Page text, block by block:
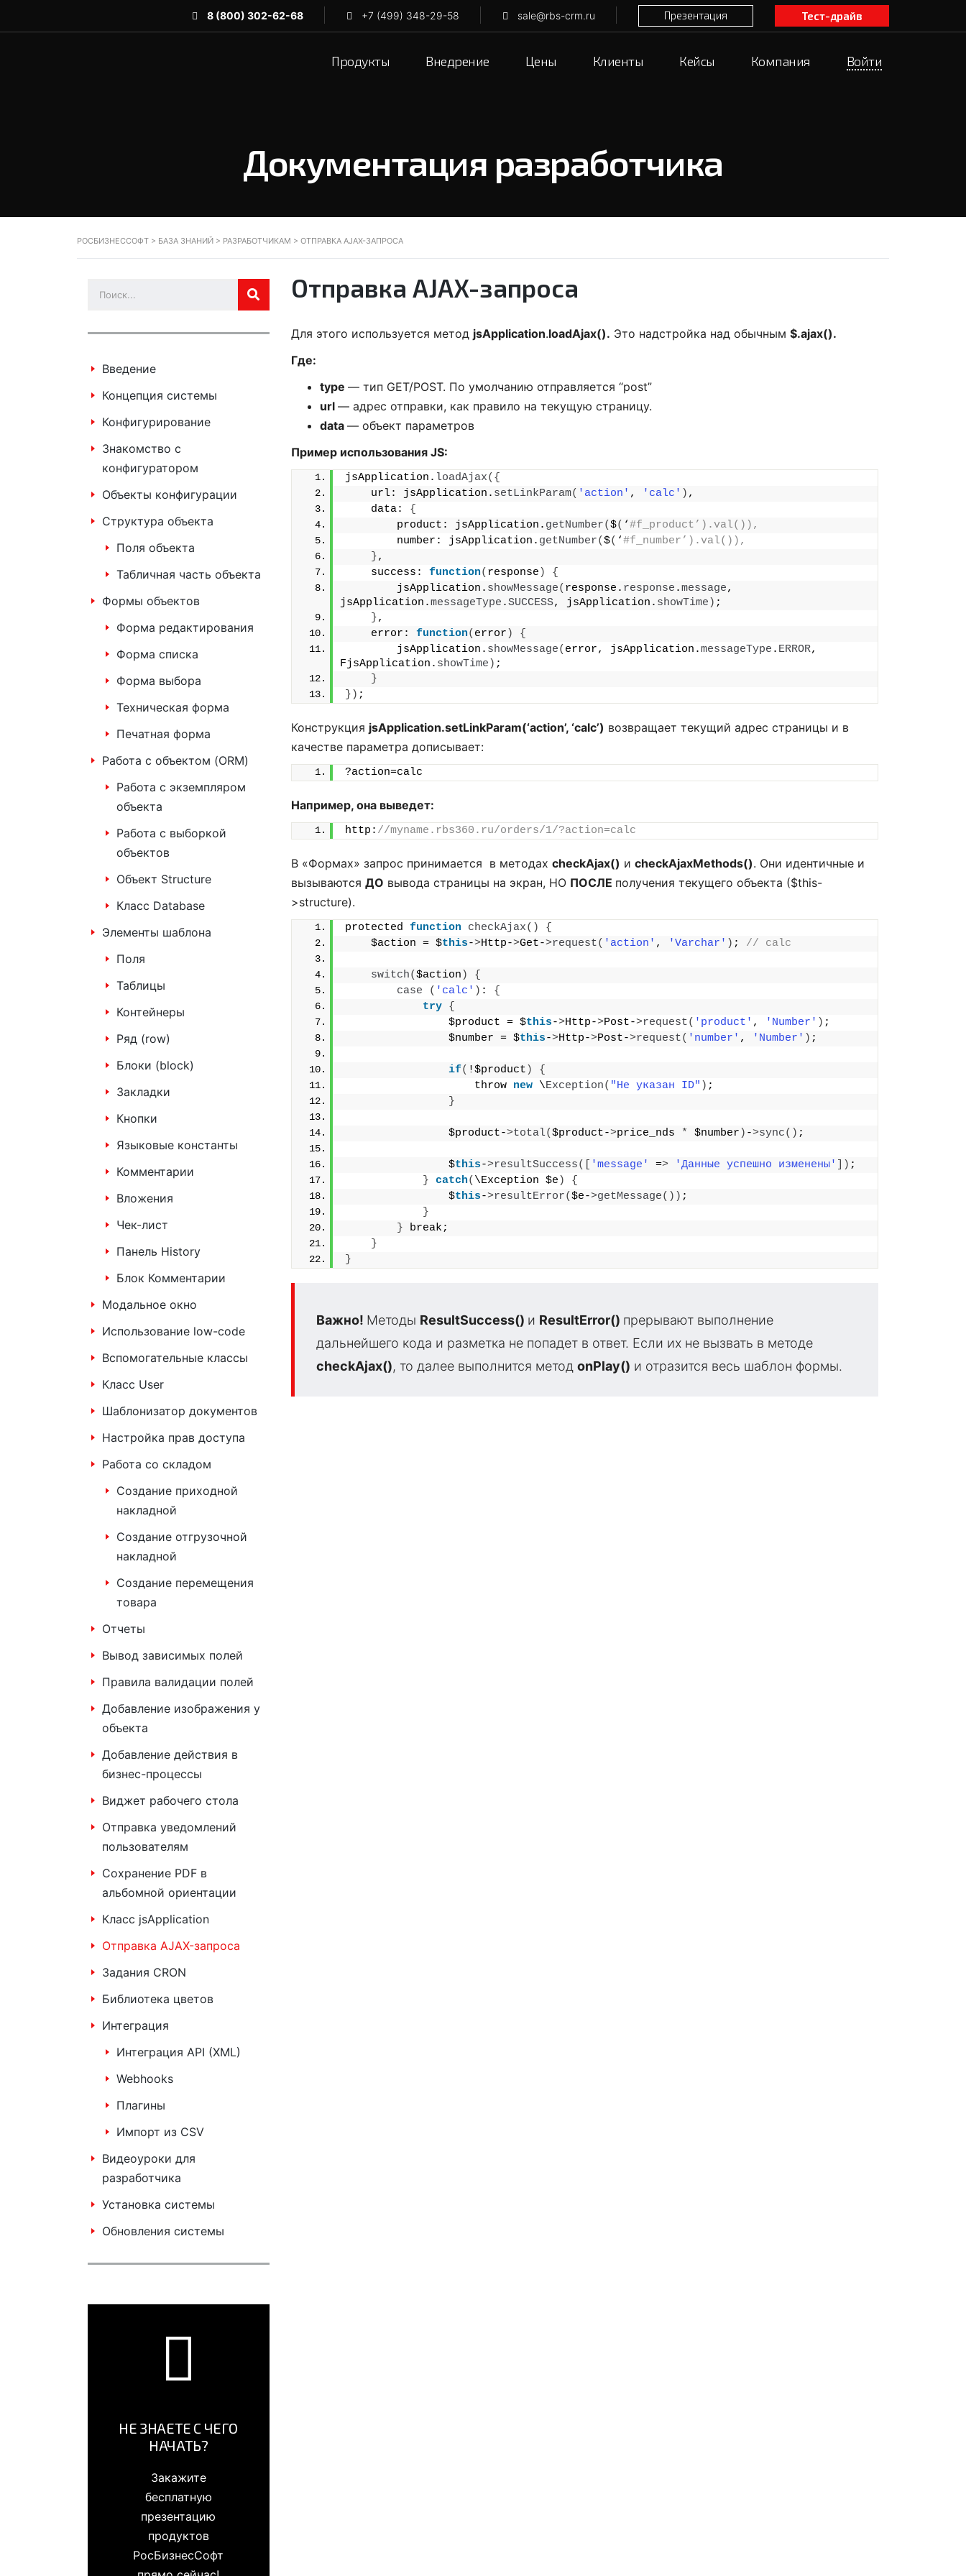
8 (800) 302-62-68 +7 (499) 348-29-58 sale@rbs-crm.ru Презентация Тест-драйв
Продукты Внедрение Цены Клиенты Кейсы Компания Войти
Документация разработчика
РОСБИЗНЕССОФТ > БАЗА ЗНАНИЙ > РАЗРАБОТЧИКАМ > ОТПРАВКА AJAX-ЗАПРОСА
Отправка AJAX-запроса
Для этого используется метод jsApplication.loadAjax(). Это надстройка над обычным $.ajax().
Где:
type — тип GET/POST. По умолчанию отправляется “post”
url — адрес отправки, как правило на текущую страницу.
data — объект параметров
Пример использования JS:
jsApplication. loadAjax({
    url: jsApplication.
setLinkParam( 'action' , 'calc' ) ,
    data:
{
        product: jsApplication.
getNumber($( ‘#f_product’).val()),
        number: jsApplication.
getNumber($( ‘#f_number’).val()),
},
    success:
function( response )
{
        jsApplication.
showMessage( response. response .message,
jsApplication.messageType .SUCCESS, jsApplication. showTime ) ;
},
    error:
function( error )
{
        jsApplication.
showMessage( error, jsApplication.messageType . ERROR,
FjsApplication. showTime ) ;
}
}) ;
Конструкция jsApplication.setLinkParam(‘action’, ‘calc’) возвращает текущий адрес страницы и в
качестве параметра дописывает:
?action=calc
Например, она выведет:
http: //myname.rbs360.ru/orders/1/?action=calc
В «Формах» запрос принимается в методах checkAjax() и checkAjaxMethods(). Они идентичные и
вызываются ДО вывода страницы на экран, НО ПОСЛЕ получения текущего объекта ($this-
>structure).
protected function checkAjax()
{
    $action = $
this->Http->Get->request( 'action' , 'Varchar' ) ; // calc
switch($action )
{
case
( 'calc' ) : {
try
{
                $product = $
this->Http->Post->request( 'product' , 'Number' ) ;
                $number = $
this->Http->Post->request( 'number' , 'Number' ) ;
if( !$product )
{
                    throw
new \Exception( "Не указан ID" ) ;
}
                $product-
>total($product->price_nds * $number ) ->sync() ;
                $
this->resultSuccess([ 'message' => 'Данные успешно изменены' ]) ;
} catch( \Exception $e )
{
                $
this->resultError($e->getMessage()) ;
}
} break;
}
}
Важно! Методы ResultSuccess() и ResultError() прерывают выполнение
дальнейшего кода и разметка не попадет в ответ. Если их не вызвать в методе
checkAjax(), то далее выполнится метод onPlay() и отразится весь шаблон формы.
Введение
Концепция системы
Конфигурирование
Знакомство с
конфигуратором
Объекты конфигурации
Структура объекта
Поля объекта
Табличная часть объекта
Формы объектов
Форма редактирования
Форма списка
Форма выбора
Техническая форма
Печатная форма
Работа с объектом (ORM)
Работа с экземпляром
объекта
Работа с выборкой
объектов
Объект Structure
Класс Database
Элементы шаблона
Поля
Таблицы
Контейнеры
Ряд (row)
Блоки (block)
Закладки
Кнопки
Языковые константы
Комментарии
Вложения
Чек-лист
Панель History
Блок Комментарии
Модальное окно
Использование low-code
Вспомогательные классы
Класс User
Шаблонизатор документов
Настройка прав доступа
Работа со складом
Создание приходной
накладной
Создание отгрузочной
накладной
Создание перемещения
товара
Отчеты
Вывод зависимых полей
Правила валидации полей
Добавление изображения у
объекта
Добавление действия в
бизнес-процессы
Виджет рабочего стола
Отправка уведомлений
пользователям
Сохранение PDF в
альбомной ориентации
Класс jsApplication
Отправка AJAX-запроса
Задания CRON
Библиотека цветов
Интеграция
Интеграция API (XML)
Webhooks
Плагины
Импорт из CSV
Видеоуроки для
разработчика
Установка системы
Обновления системы
НЕ ЗНАЕТЕ С ЧЕГО
НАЧАТЬ?
Закажите
бесплатную
презентацию
продуктов
РосБизнесСофт